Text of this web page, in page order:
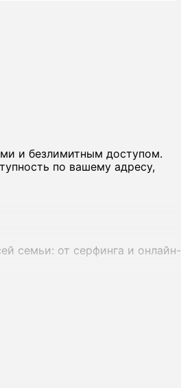
и безлимитным доступом.
по вашему адресу,
семьи: от серфинга и онлайн-